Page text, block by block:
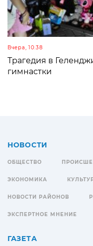
Вчера, 10:38
Трагедия в
гимнастки
НОВОСТИ
ОБЩЕСТВО
ЭКОНОМИКА
НОВОСТИ РАЙОНОВ
ЭКСПЕРТНОЕ МНЕНИЕ
ГАЗЕТА